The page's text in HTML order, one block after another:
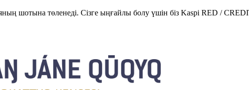
шотына төленеді. Сізге ыңғайлы болу үшін біз Kaspi RED /